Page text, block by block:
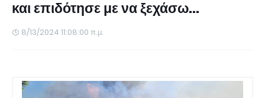
και επιδότησε με να ξεχάσω...
8/13/2024 11:08:00 π.μ.